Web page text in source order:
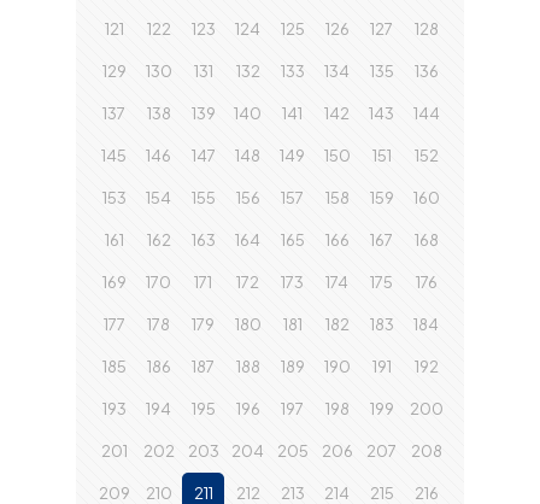
121 122 123 124 125 126 127 128
129 130 131 132 133 134 135 136
137 138 139 140 141 142 143 144
145 146 147 148 149 150 151 152
153 154 155 156 157 158 159 160
161 162 163 164 165 166 167 168
169 170 171 172 173 174 175 176
177 178 179 180 181 182 183 184
185 186 187 188 189 190 191 192
193 194 195 196 197 198 199 200
201 202 203 204 205 206 207 208
209 210 211 212 213 214 215 216